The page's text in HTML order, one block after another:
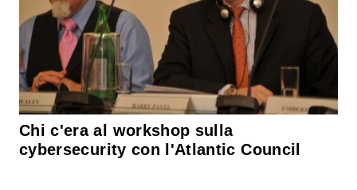
Chi c'era al workshop sulla
cybersecurity con l'Atlantic Council